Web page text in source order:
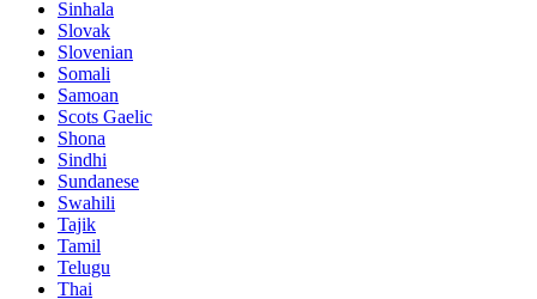
Sinhala
Slovak
Slovenian
Somali
Samoan
Scots Gaelic
Shona
Sindhi
Sundanese
Swahili
Tajik
Tamil
Telugu
Thai